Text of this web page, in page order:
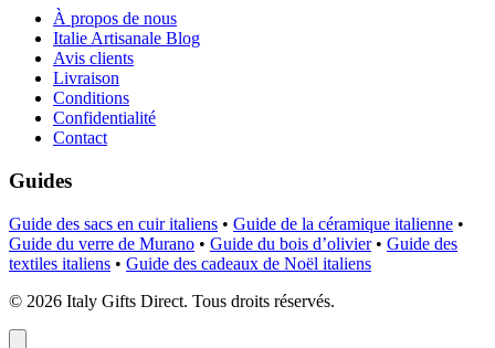
À propos de nous
Italie Artisanale Blog
Avis clients
Livraison
Conditions
Confidentialité
Contact
Guides
Guide des sacs en cuir italiens • Guide de la céramique italienne •
Guide du verre de Murano • Guide du bois d’olivier • Guide des
textiles italiens • Guide des cadeaux de Noël italiens
© 2026 Italy Gifts Direct. Tous droits réservés.